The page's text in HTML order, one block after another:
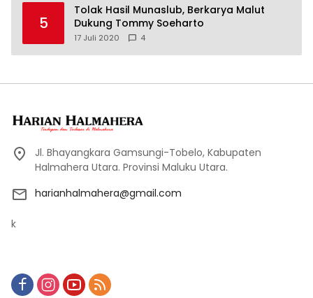
5
Tolak Hasil Munaslub, Berkarya Malut
Dukung Tommy Soeharto
17 Juli 2020 4
Jl. Bhayangkara Gamsungi-Tobelo, Kabupaten
Halmahera Utara. Provinsi Maluku Utara.
harianhalmahera@gmail.com
k